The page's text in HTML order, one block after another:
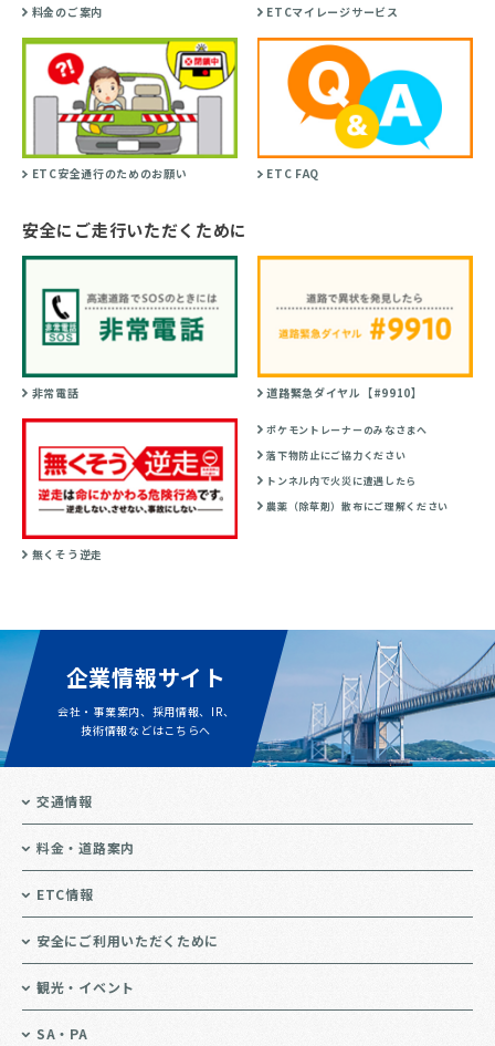
料金のご案内 ETCマイレージサービス
ETC安全通行のためのお願い ETC FAQ
安全にご走行いただくために
非常電話 道路緊急ダイヤル【#9910】
無くそう逆走
ポケモントレーナーのみなさまへ
落下物防止にご協力ください
トンネル内で火災に遭遇したら
農薬（除草剤）散布にご理解ください
企業情報サイト
会社・事業案内、採用情報、IR、
技術情報などはこちらへ
交通情報
料金・道路案内
ETC情報
安全にご利用いただくために
観光・イベント
SA・PA